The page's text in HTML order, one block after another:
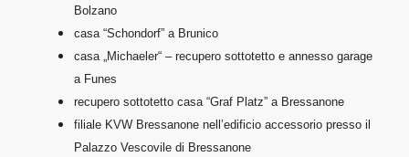
Bolzano
casa “Schondorf” a Brunico
casa „Michaeler“ – recupero sottotetto e annesso garage
a Funes
recupero sottotetto casa “Graf Platz” a Bressanone
filiale KVW Bressanone nell’edificio accessorio presso il
Palazzo Vescovile di Bressanone